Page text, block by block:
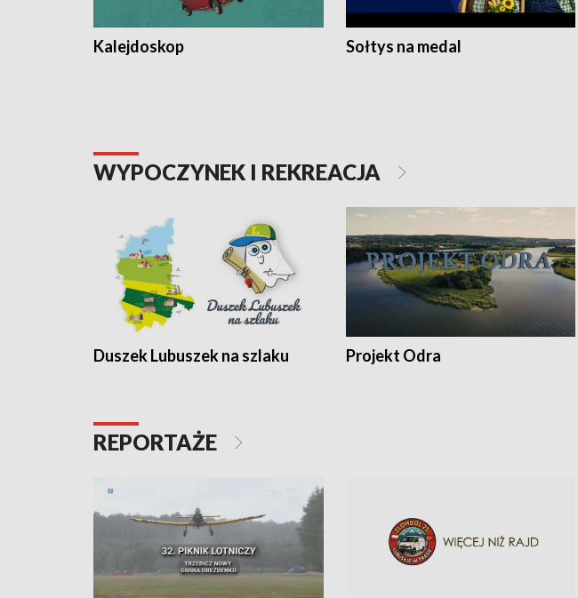
Kalejdoskop Sołtys na medal
WYPOCZYNEK I REKREACJA
Duszek Lubuszek na szlaku Projekt Odra
REPORTAŻE